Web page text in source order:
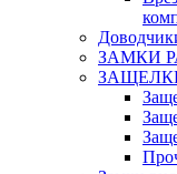
ЗАМКИ